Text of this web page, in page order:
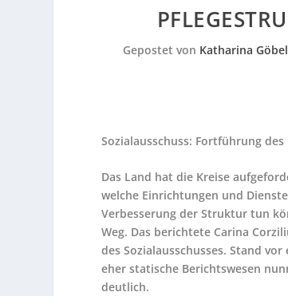
Gepostet von Katharina
Sozialausschuss: Fortführung
Das Land hat die Kreise
welche Einrichtungen und
Verbesserung der Struktur tun
Weg. Das berichtete Carina
des Sozialausschusses. Stand
eher statische Berichtswesen
deutlich.